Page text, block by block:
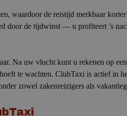
waardoor de reistijd merkbaar korter
door de tijdwinst — u profiteert ’s
Na uw vlucht kunt u rekenen op een
te wachten. ClubTaxi is actief in
zowel zakenreizigers als